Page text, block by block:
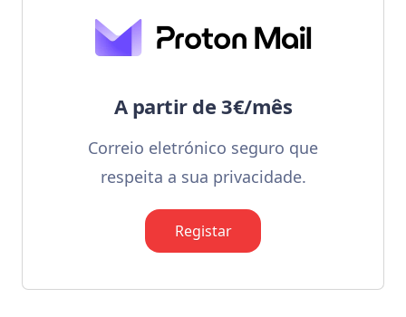
A partir de 3€/mês
Correio eletrónico seguro que
respeita a sua privacidade.
Registar